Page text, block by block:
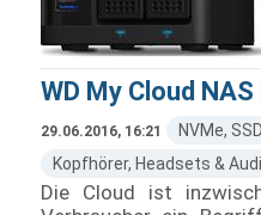
WD My Cloud
29.06.2016, 16:21
NVMe,
Kopfhörer, Headsets &
Die Cloud ist